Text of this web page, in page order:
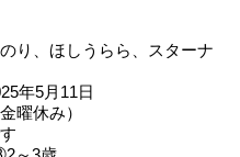
り、ほしうらら、スターナ
年5月11日
曜休み）